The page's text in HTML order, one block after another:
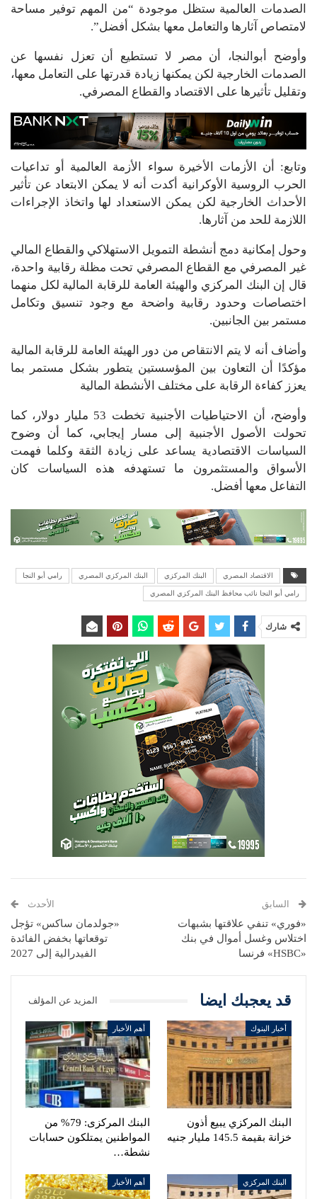
الصدمات العالمية ستظل موجودة “من المهم توفير مساحة
لامتصاص آثارها والتعامل معها بشكل أفضل”.
وأوضح أبوالنجا، أن مصر لا تستطيع أن تعزل نفسها عن
الصدمات الخارجية لكن يمكنها زيادة قدرتها على التعامل معها،
وتقليل تأثيرها على الاقتصاد والقطاع المصرفي.
وتابع: أن الأزمات الأخيرة سواء الأزمة العالمية أو تداعيات
الحرب الروسية الأوكرانية أكدت أنه لا يمكن الابتعاد عن تأثير
الأحداث الخارجية لكن يمكن الاستعداد لها واتخاذ الإجراءات
اللازمة للحد من آثارها.
وحول إمكانية دمج أنشطة التمويل الاستهلاكي والقطاع المالي
غير المصرفي مع القطاع المصرفي تحت مظلة رقابية واحدة،
قال إن البنك المركزي والهيئة العامة للرقابة المالية لكل منهما
اختصاصات وحدود رقابية واضحة مع وجود تنسيق وتكامل
مستمر بين الجانبين.
وأضاف أنه لا يتم الانتقاص من دور الهيئة العامة للرقابة المالية
مؤكدًا أن التعاون بين المؤسستين يتطور بشكل مستمر بما
يعزز كفاءة الرقابة على مختلف الأنشطة المالية
وأوضح، أن الاحتياطيات الأجنبية تخطت 53 مليار دولار، كما
تحولت الأصول الأجنبية إلى مسار إيجابي، كما أن وضوح
السياسات الاقتصادية يساعد على زيادة الثقة وكلما فهمت
الأسواق والمستثمرون ما تستهدفه هذه السياسات كان
التفاعل معها أفضل.
الاقتصاد المصري البنك المركزي البنك المركزي المصري رامي أبو النجا
رامي أبو النجا نائب محافظ البنك المركزي المصري
شارك
السابق
«فوري» تنفي علاقتها بشبهات
اختلاس وغسل أموال في بنك
«HSBC» فرنسا
الأحدث
«جولدمان ساكس» تؤجل
توقعاتها بخفض الفائدة
الفيدرالية إلى 2027
قد يعجبك ايضا المزيد عن المؤلف
أخبار البنوك
البنك المركزي يبيع أذون
خزانة بقيمة 145.5 مليار جنيه
أهم الأخبار
البنك المركزى: 79% من
المواطنين يمتلكون حسابات
نشطة…
البنك المركزي أهم الأخبار